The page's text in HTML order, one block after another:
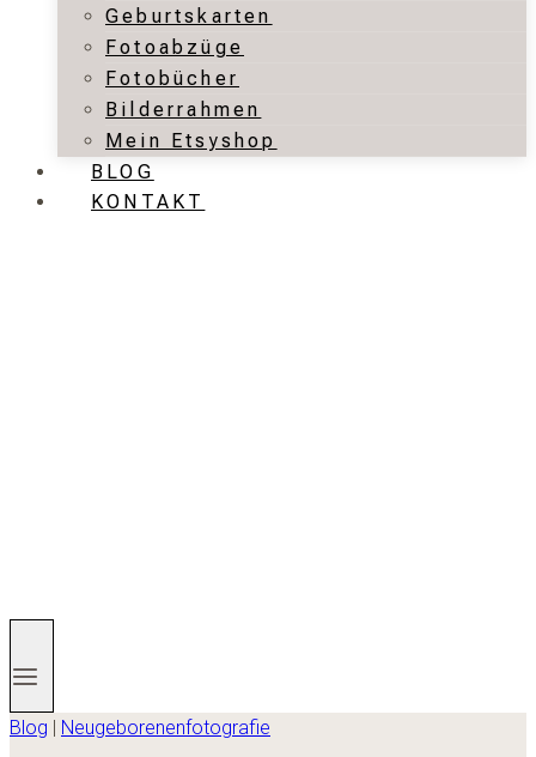
Geburtskarten
Fotoabzüge
Fotobücher
Bilderrahmen
Mein Etsyshop
BLOG
KONTAKT
Blog Neugeborenenfotografie